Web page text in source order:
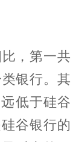
，第一共
银行。其
低于硅谷
谷银行的